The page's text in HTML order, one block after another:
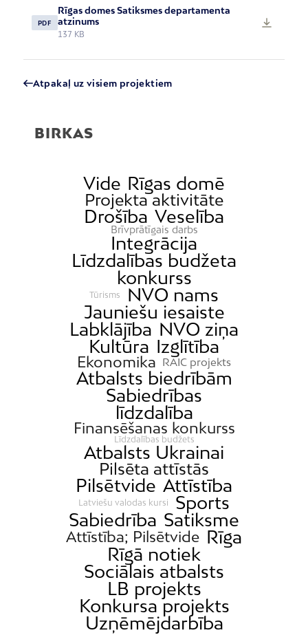
PDF
Rīgas domes Satiksmes departamenta
atzinums
137 KB
Atpakaļ uz visiem projektiem
BIRKAS
Vide Rīgas domē
Projekta aktivitāte
Drošība Veselība
Brīvprātīgais darbs
Integrācija
Līdzdalības budžeta
konkurss
Tūrisms
NVO nams
Jauniešu iesaiste
Labklājība NVO ziņa
Kultūra Izglītība
Ekonomika RAIC projekts
Atbalsts biedrībām
Sabiedrības
līdzdalība
Finansēšanas konkurss
Līdzdalības budžets
Atbalsts Ukrainai
Pilsēta attīstās
Pilsētvide Attīstība
Latviešu valodas kursi
Sports
Sabiedrība Satiksme
Attīstība; Pilsētvide Rīga
Rīgā notiek
Sociālais atbalsts
LB projekts
Konkursa projekts
Uzņēmējdarbība